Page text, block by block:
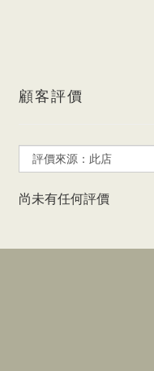
顧客評價
尚未有任何評價